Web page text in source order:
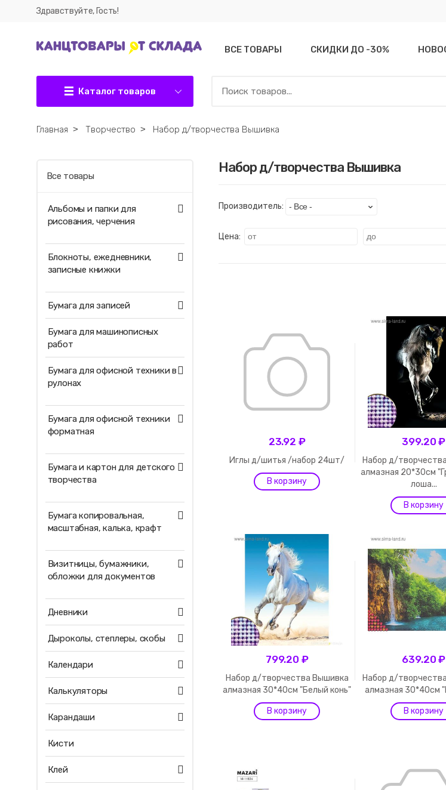
Здравствуйте, Гость!
Каталог товаров
ВСЕ ТОВАРЫ СКИДКИ ДО -30%
Главная ˃ Творчество ˃ Набор д/творчества Вышивка
Набор д/творчества Вышивка
Производитель:
Цена:
23.92 ₽
Иглы д/шитья /набор 24шт/
399.20 ₽
Набор д/
алмазная 20*30см
лоша...
799.20 ₽
Набор д/творчества Вышивка
алмазная 30*40см "Белый конь"
639.20 ₽
Набор д/
алмазная 30*40см
Все товары
Альбомы и папки для
рисования, черчения
Блокноты, ежедневники,
записные книжки
Бумага для записей
Бумага для машинописных
работ
Бумага для офисной техники в
рулонах
Бумага для офисной техники
форматная
Бумага и картон для детского
творчества
Бумага копировальная,
масштабная, калька, крафт
Визитницы, бумажники,
обложки для документов
Дневники
Дыроколы, степлеры, скобы
Календари
Калькуляторы
Карандаши
Кисти
Клей